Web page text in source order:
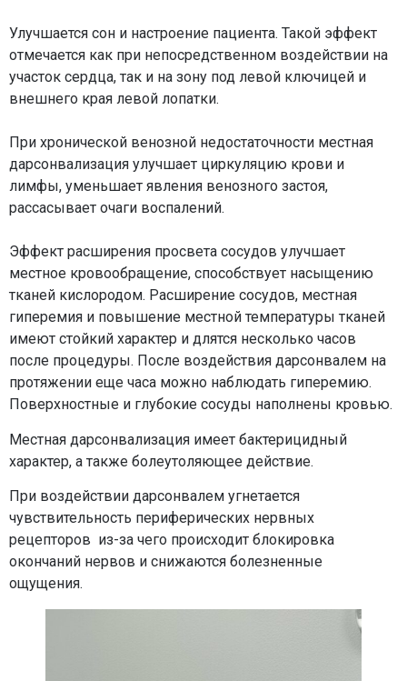
Улучшается сон и настроение пациента. Такой эффект
отмечается как при непосредственном воздействии на
участок сердца, так и на зону под левой ключицей и
внешнего края левой лопатки.
При хронической венозной недостаточности местная
дарсонвализация улучшает циркуляцию крови и
лимфы, уменьшает явления венозного застоя,
рассасывает очаги воспалений.
Эффект расширения просвета сосудов улучшает
местное кровообращение, способствует насыщению
тканей кислородом. Расширение сосудов, местная
гиперемия и повышение местной температуры тканей
имеют стойкий характер и длятся несколько часов
после процедуры. После воздействия дарсонвалем на
протяжении еще часа можно наблюдать гиперемию.
Поверхностные и глубокие сосуды наполнены кровью.
Местная дарсонвализация имеет бактерицидный
характер, а также болеутоляющее действие.
При воздействии дарсонвалем угнетается
чувствительность периферических нервных
рецепторов из-за чего происходит блокировка
окончаний нервов и снижаются болезненные
ощущения.